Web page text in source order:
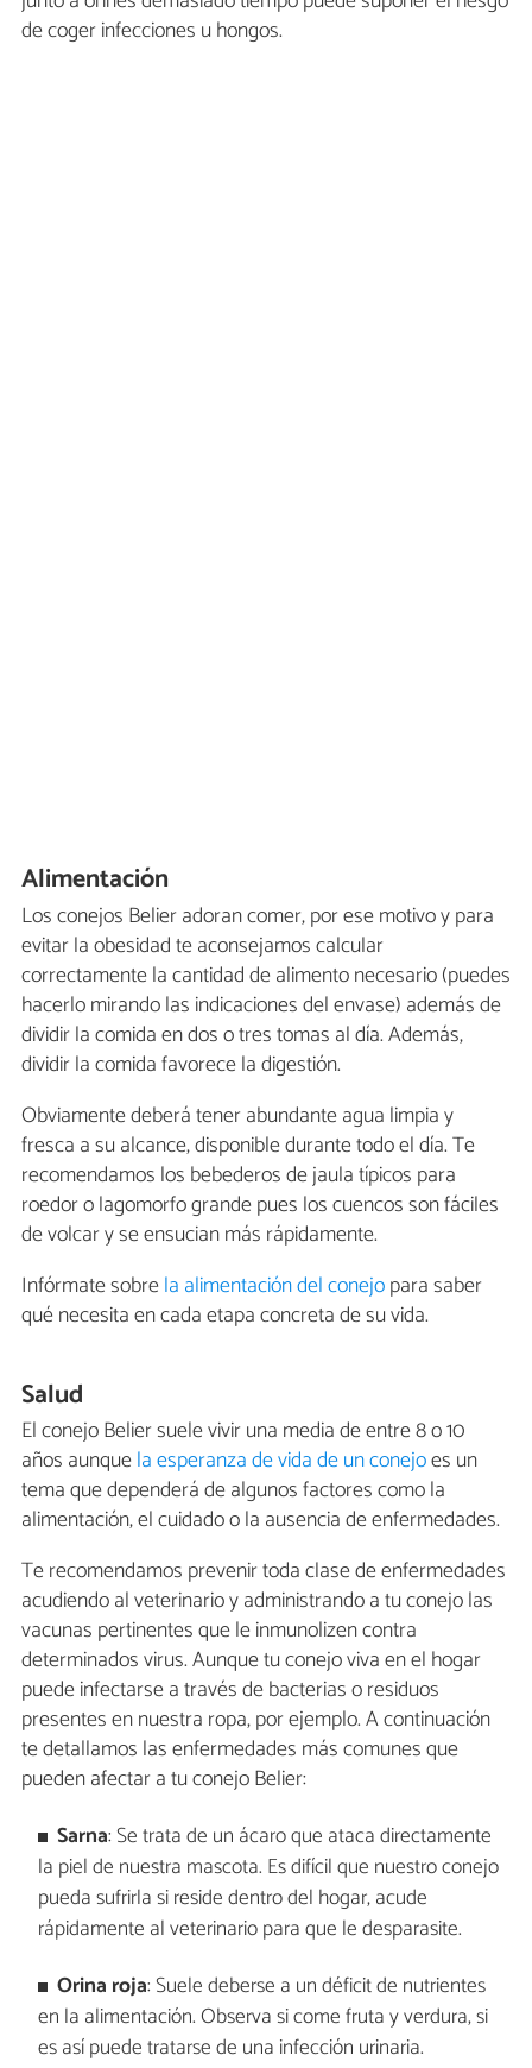
de coger infecciones u hongos.
Alimentación
Los conejos Belier adoran comer, por ese motivo y para
evitar la obesidad te aconsejamos calcular
correctamente la cantidad de alimento necesario (puedes
hacerlo mirando las indicaciones del envase) además de
dividir la comida en dos o tres tomas al día. Además,
dividir la comida favorece la digestión.
Obviamente deberá tener abundante agua limpia y
fresca a su alcance, disponible durante todo el día. Te
recomendamos los bebederos de jaula típicos para
roedor o lagomorfo grande pues los cuencos son fáciles
de volcar y se ensucian más rápidamente.
Infórmate sobrela alimentación del conejopara saber
qué necesita en cada etapa concreta de su vida.
Salud
El conejo Belier suele vivir una media de entre 8 o 10
años aunquela esperanza de vida de un conejoes un
tema que dependerá de algunos factores como la
alimentación, el cuidado o la ausencia de enfermedades.
Te recomendamos prevenir toda clase de enfermedades
acudiendo al veterinario y administrando a tu conejo las
vacunas pertinentes que le inmunolizen contra
determinados virus. Aunque tu conejo viva en el hogar
puede infectarse a través de bacterias o residuos
presentes en nuestra ropa, por ejemplo. A continuación
te detallamos las enfermedades más comunes que
pueden afectar a tu conejo Belier:
Sarna: Se trata de un ácaro que ataca directamente
la piel de nuestra mascota. Es difícil que nuestro conejo
pueda sufrirla si reside dentro del hogar, acude
rápidamente al veterinario para que le desparasite.
Orina roja: Suele deberse a un déficit de nutrientes
en la alimentación. Observa si come fruta y verdura, si
es así puede tratarse de una infección urinaria.